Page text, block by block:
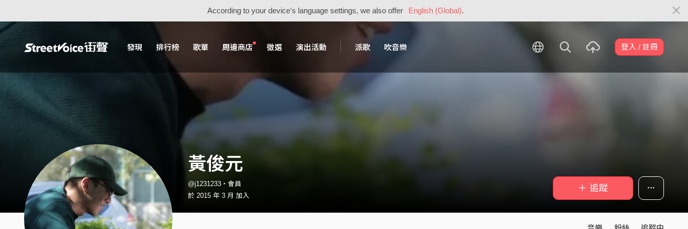
According to your device's language settings, we also offer English (Global).
發現 排行榜 歌單 周邊商店 徵選 演出活動 派歌 吹音樂 登入 / 註冊
黃俊元
@j1231233・會員
於 2015 年 3 月 加入
＋ 追蹤